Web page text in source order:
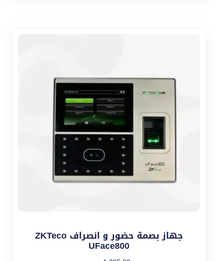
جهاز بصمة حضور و انصراف ZKTeco
UFace800